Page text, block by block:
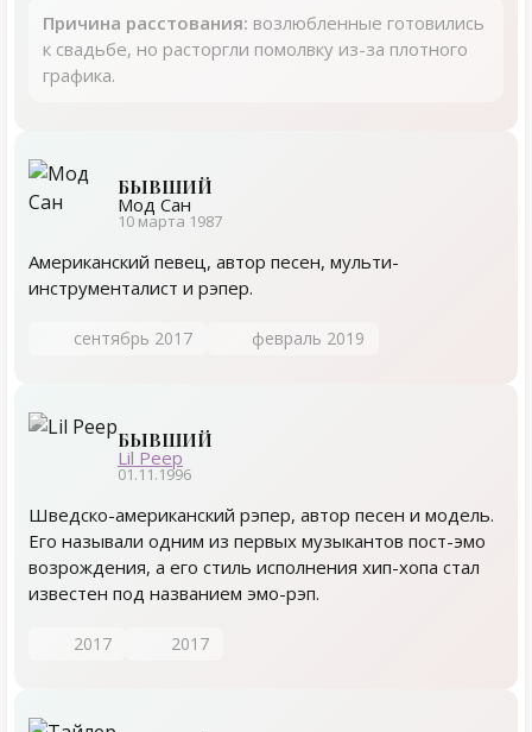
Причина расстования: возлюбленные готовились
к свадьбе, но расторгли помолвку из-за плотного
графика.
БЫВШИЙ
Мод Сан
10 марта 1987
Американский певец, автор песен, мульти-
инструменталист и рэпер.
сентябрь 2017 февраль 2019
БЫВШИЙ
Lil Peep
01.11.1996
Шведско-американский рэпер, автор песен и модель.
Его называли одним из первых музыкантов пост-эмо
возрождения, а его стиль исполнения хип-хопа стал
известен под названием эмо-рэп.
2017 2017